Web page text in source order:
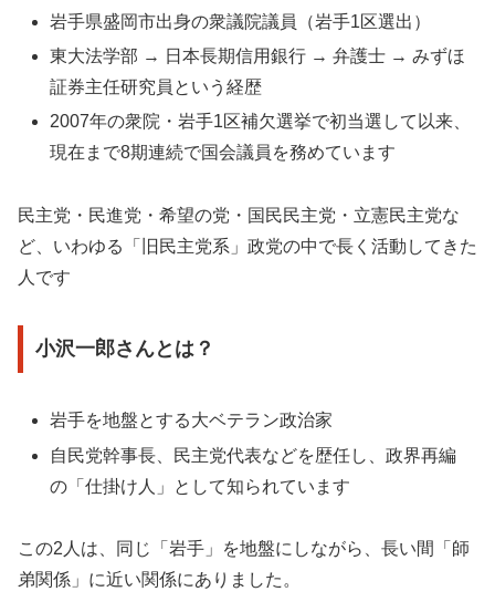
岩手県盛岡市出身の衆議院議員（岩手1区選出）
東大法学部 → 日本長期信用銀行 → 弁護士 → みずほ
証券主任研究員という経歴
2007年の衆院・岩手1区補欠選挙で初当選して以来、
現在まで8期連続で国会議員を務めています
民主党・民進党・希望の党・国民民主党・立憲民主党な
ど、いわゆる「旧民主党系」政党の中で長く活動してきた
人です
小沢一郎さんとは？
岩手を地盤とする大ベテラン政治家
自民党幹事長、民主党代表などを歴任し、政界再編
の「仕掛け人」として知られています
この2人は、同じ「岩手」を地盤にしながら、長い間「師
弟関係」に近い関係にありました。